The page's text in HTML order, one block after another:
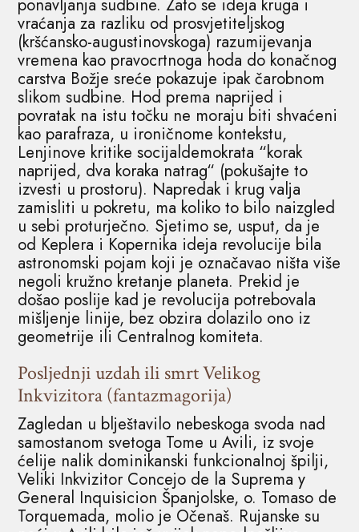
ponavljanja sudbine. Zato se ideja kruga i
vraćanja za razliku od prosvjetiteljskog
(kršćansko-augustinovskoga) razumijevanja
vremena kao pravocrtnoga hoda do konačnog
carstva Božje sreće pokazuje ipak čarobnom
slikom sudbine. Hod prema naprijed i
povratak na istu točku ne moraju biti shvaćeni
kao parafraza, u ironičnome kontekstu,
Lenjinove kritike socijaldemokrata “korak
naprijed, dva koraka natrag“ (pokušajte to
izvesti u prostoru). Napredak i krug valja
zamisliti u pokretu, ma koliko to bilo naizgled
u sebi proturječno. Sjetimo se, usput, da je
od Keplera i Kopernika ideja revolucije bila
astronomski pojam koji je označavao ništa više
negoli kružno kretanje planeta. Prekid je
došao poslije kad je revolucija potrebovala
mišljenje linije, bez obzira dolazilo ono iz
geometrije ili Centralnog komiteta.
Posljednji uzdah ili smrt Velikog
Inkvizitora (fantazmagorija)
Zagledan u blještavilo nebeskoga svoda nad
samostanom svetoga Tome u Avili, iz svoje
ćelije nalik dominikanski funkcionalnoj špilji,
Veliki Inkvizitor Concejo de la Suprema y
General Inquisicion Španjolske, o. Tomaso de
Torquemada, molio je Očenaš. Rujanske su